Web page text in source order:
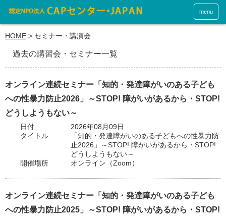
menu
HOME > セミナー・講演会
過去の講習会・セミナー一覧
オンライン連続セミナー「知的・発達障がいのある子ども
への性暴力防止2026」～STOP! 障がいがあるから・STOP!
どうしようもない～
日付
2026年08月09日
タイトル
「知的・発達障がいのある子どもへの性暴力防
止2026」～STOP! 障がいがあるから・STOP!
どうしようもない～
開催場所
オンライン（Zoom）
オンライン連続セミナー「知的・発達障がいのある子ども
への性暴力防止2025」～STOP! 障がいがあるから・STOP!